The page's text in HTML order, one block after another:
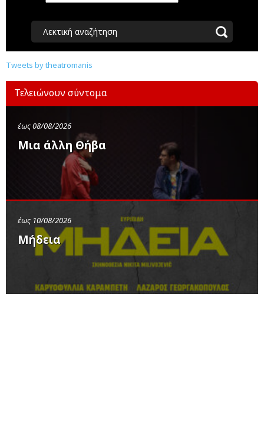
Λεκτική αναζήτηση
Tweets by theatromanis
Τελειώνουν σύντομα
έως 08/08/2026
Μια άλλη Θήβα
έως 10/08/2026
Μήδεια